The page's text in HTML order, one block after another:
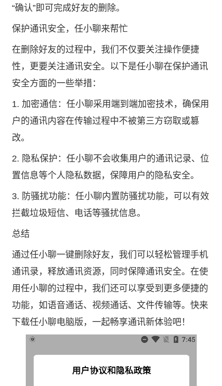
“确认”即可完成好友的删除。
保护通讯安全，任小聊来帮忙
在删除好友的过程中，我们不仅要关注操作便捷
性，更要关注通讯安全。以下是任小聊在保护通讯
安全方面的一些举措：
1. 加密通信：任小聊采用端到端加密技术，确保用
户的通讯内容在传输过程中不被第三方窃取或篡
改。
2. 隐私保护：任小聊不会收集用户的通讯记录、位
置信息等个人隐私数据，保障用户的隐私安全。
3. 防骚扰功能：任小聊内置防骚扰功能，可以有效
拦截垃圾短信、电话等骚扰信息。
总结
通过任小聊一键删除好友，我们可以轻松管理手机
通讯录，释放通讯资源，同时保障通讯安全。在使
用任小聊的过程中，我们还可以享受到更多便捷的
功能，如语音通话、视频通话、文件传输等。快来
下载任小聊电脑版，一起畅享通讯新体验吧！